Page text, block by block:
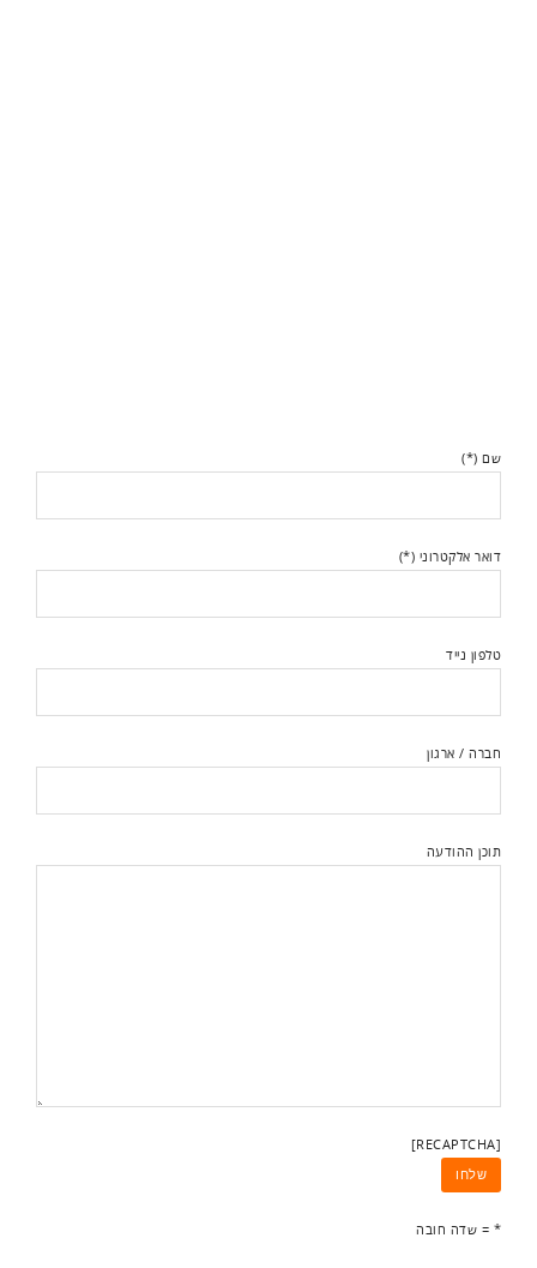
שם (*)
דואר אלקטרוני (*)
טלפון נייד
חברה / ארגון
תוכן ההודעה
[RECAPTCHA]
* = שדה חובה